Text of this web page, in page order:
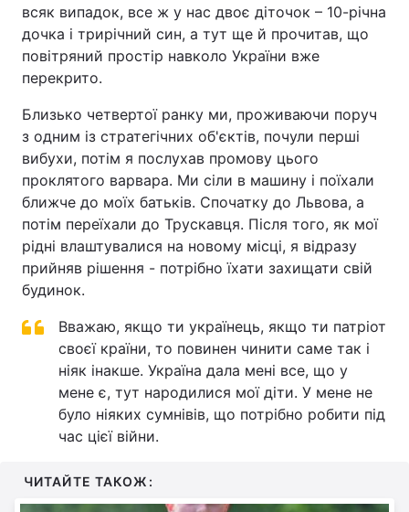
всяк випадок, все ж у нас двоє діточок – 10-річна
дочка і трирічний син, а тут ще й прочитав, що
повітряний простір навколо України вже
перекрито.
Близько четвертої ранку ми, проживаючи поруч
з одним із стратегічних об'єктів, почули перші
вибухи, потім я послухав промову цього
проклятого варвара. Ми сіли в машину і поїхали
ближче до моїх батьків. Спочатку до Львова, а
потім переїхали до Трускавця. Після того, як мої
рідні влаштувалися на новому місці, я відразу
прийняв рішення - потрібно їхати захищати свій
будинок.
Вважаю, якщо ти українець, якщо ти патріот
своєї країни, то повинен чинити саме так і
ніяк інакше. Україна дала мені все, що у
мене є, тут народилися мої діти. У мене не
було ніяких сумнівів, що потрібно робити під
час цієї війни.
ЧИТАЙТЕ ТАКОЖ: